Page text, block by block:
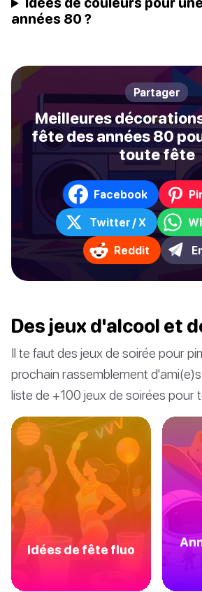
années 80 ?
Partager
Meilleures
fête des années 80
toute fête
Facebook
Twitter / X
Reddit
Des jeux d'alcool et
Il te faut des jeux de soirée pour
prochain rassemblement
liste de +100 jeux de soirées pour
Idées de fête fluo